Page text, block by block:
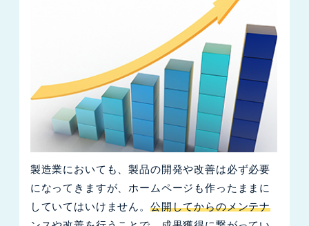
製造業においても、製品の開発や改善は必ず必要
になってきますが、ホームページも作ったままに
していてはいけません。 公開してからのメンテナ